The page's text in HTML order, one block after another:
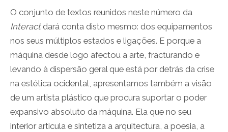
O conjunto de textos reunidos neste número da
Interactdará conta disto mesmo: dos equipamentos
nos seus múltiplos estados e ligações. E porque a
máquina desde logo afectou a arte, fracturando e
levando à dispersão geral que está por detrás da crise
na estética ocidental, apresentamos também a visão
de um artista plástico que procura suportar o poder
expansivo absoluto da máquina. Ela que no seu
interior articula e sintetiza a arquitectura, a poesia, a